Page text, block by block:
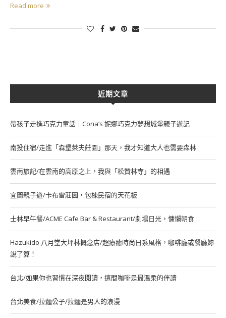
Read more
近期文章
帶孩子走進巧克力童話｜Cona’s 妮娜巧克力夢想城堡親子遊記
南投住宿/走進「森堡萊夫莊園」那天，我才知道大人也需要森林
雲南旅記/在雲南的高原之上，我與「松贊林寺」的相遇
宜蘭親子遊/卡布雷莊園，包棟民宿的天花板
士林早午餐/ACME Cafe Bar & Restaurant/劇場日光，慵懶朝食
Hazukido 八月堂大坪林概念店/超療癒時尚日系風格，咖啡廳或餐廳妳
說了算！
台北/如果你也習慣在深夜閱讀，這間咖啡是最溫柔的伴讀
台北美食/拉麵公子/拉麵是男人的浪漫